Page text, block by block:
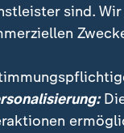
sind.